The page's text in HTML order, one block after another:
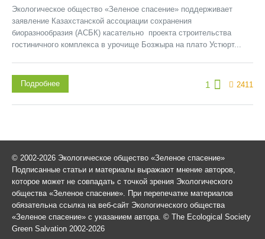
Экологическое общество «Зеленое спасение» поддерживает
заявление Казахстанской ассоциации сохранения
биоразнообразия (АСБК) касательно проекта строительства
гостиничного комплекса в урочище Бозжыра на плато Устюрт...
1 2411
Подробнее
© 2002-2026 Экологическое общество «Зеленое спасение»
Подписанные статьи и материалы выражают мнение авторов,
которое может не совпадать с точкой зрения Экологического
общества «Зеленое спасение». При перепечатке материалов
обязательна ссылка на веб-сайт Экологического общества
«Зеленое спасение» с указанием автора. © The Ecological Society
Green Salvation 2002-2026